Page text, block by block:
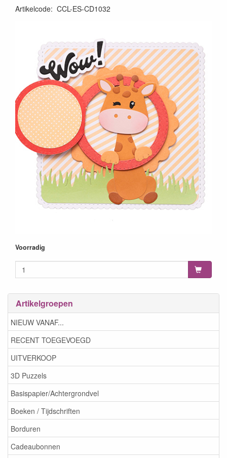
Artikelgroepen
NIEUW VANAF...
RECENT TOEGEVOEGD
UITVERKOOP
3D Puzzels
Basispapier/Achtergrondvel
Boeken / Tijdschriften
Borduren
Cadeaubonnen
Artikelcode: CCL-ES-CD1032
Voorradig